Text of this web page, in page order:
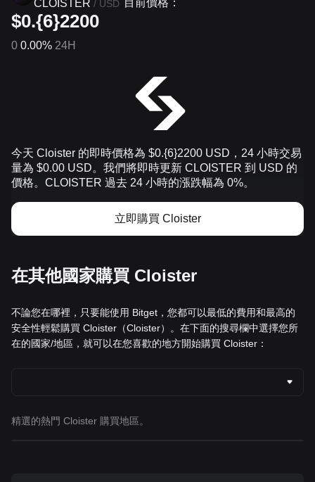
CLOISTER / USD 目前價格：
$0.{6}2200
0 0.00% 24H
今天 Cloister 的即時價格為 $0.{​6}2200 USD，24 小時交易
量為 $0.00 USD。我們將即時更新 CLOISTER 到 USD 的
價格。CLOISTER 過去 24 小時的漲跌幅為 0%。
立即購買 Cloister
在其他國家購買 Cloister
不論您在哪裡，只要能使用 Bitget，您都可以最低的費用和最高的
安全性輕鬆購買 Cloister（Cloister）。在下面的搜尋欄中選擇您所
在的國家/地區，就可以在您喜歡的地方開始購買 Cloister：
精選的熱門 Cloister 購買地區。